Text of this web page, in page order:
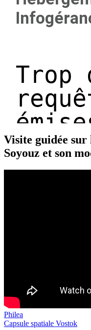
Visite guidée sur
Soyouz et son
Philea
Capsule spatiale Vostok